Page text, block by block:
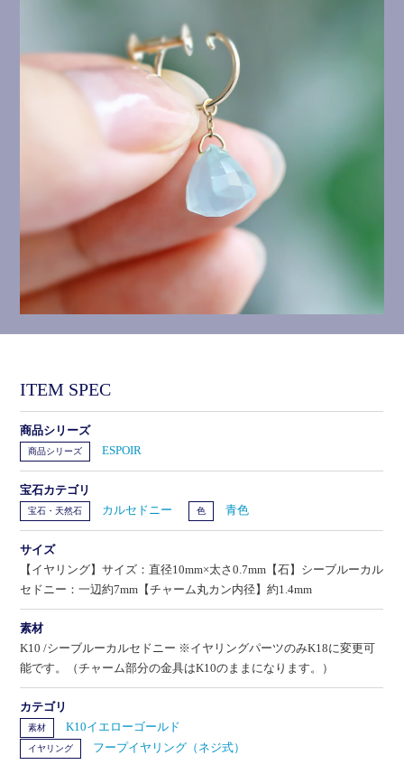
ITEM SPEC
商品シリーズ
商品シリーズ ESPOIR
宝石カテゴリ
宝石・天然石 カルセドニー 色 青色
サイズ
【イヤリング】サイズ：直径10mm×太さ0.7mm【石】シーブルーカル
セドニー：一辺約7mm【チャーム丸カン内径】約1.4mm
素材
K10 /シーブルーカルセドニー ※イヤリングパーツのみK18に変更可
能です。（チャーム部分の金具はK10のままになります。）
カテゴリ
素材 K10イエローゴールド
イヤリング フープイヤリング（ネジ式）